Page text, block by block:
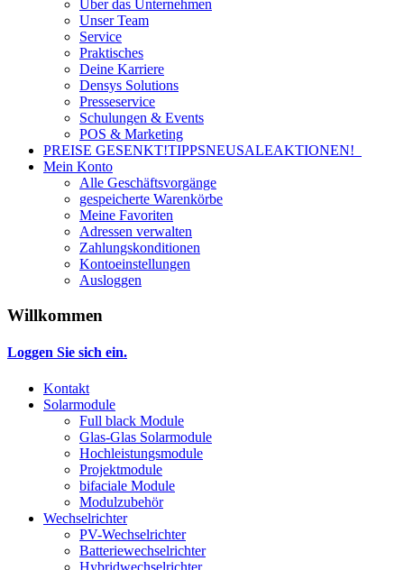
Über das Unternehmen
Unser Team
Service
Praktisches
Deine Karriere
Densys Solutions
Presseservice
Schulungen & Events
POS & Marketing
PREISE GESENKT!TIPPSNEUSALEAKTIONEN!
Mein Konto
Alle Geschäftsvorgänge
gespeicherte Warenkörbe
Meine Favoriten
Adressen verwalten
Zahlungskonditionen
Kontoeinstellungen
Ausloggen
Willkommen
Loggen Sie sich ein.
Kontakt
Solarmodule
Full black Module
Glas-Glas Solarmodule
Hochleistungsmodule
Projektmodule
bifaciale Module
Modulzubehör
Wechselrichter
PV-Wechselrichter
Batteriewechselrichter
Hybridwechselrichter